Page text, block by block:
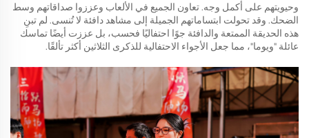
وحيويتهم على أكمل وجه. تعاون الجميع في الألعاب وعززوا صداقاتهم وسط
الضحك. وقد تحولت ابتساماتهم الجميلة إلى مشاهد دافئة لا تُنسى. لم تبنِ
هذه الحديقة الممتعة والدافئة جوًا احتفاليًا فحسب، بل عززت أيضًا تماسك
عائلة "ويوما"، مما جعل الأجواء الاحتفالية للذكرى الثلاثين أكثر تألقًا.